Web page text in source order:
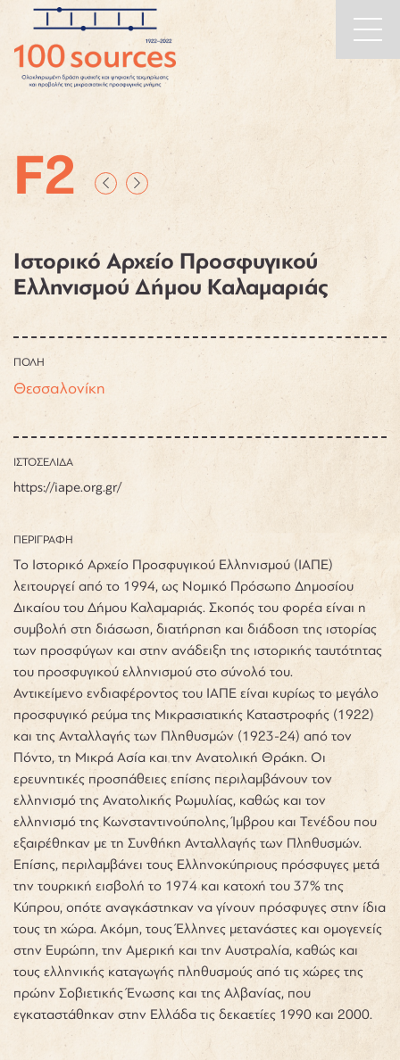
Skip to content
Main
Navigation
F2
Ιστορικό Αρχείο Προσφυγικού
Ελληνισμού Δήμου Καλαμαριάς
ΠΟΛΗ
Θεσσαλονίκη
ΙΣΤΟΣΕΛΙΔΑ
https://iape.org.gr/
ΠΕΡΙΓΡΑΦΗ
Το Ιστορικό Αρχείο Προσφυγικού Ελληνισμού (ΙΑΠΕ)
λειτουργεί από το 1994, ως Νομικό Πρόσωπο Δημοσίου
Δικαίου του Δήμου Καλαμαριάς. Σκοπός του φορέα είναι η
συμβολή στη διάσωση, διατήρηση και διάδοση της ιστορίας
των προσφύγων και στην ανάδειξη της ιστορικής ταυτότητας
του προσφυγικού ελληνισμού στο σύνολό του.
Αντικείμενο ενδιαφέροντος του ΙΑΠΕ είναι κυρίως το μεγάλο
προσφυγικό ρεύμα της Μικρασιατικής Καταστροφής (1922)
και της Ανταλλαγής των Πληθυσμών (1923-24) από τον
Πόντο, τη Μικρά Ασία και την Ανατολική Θράκη. Οι
ερευνητικές προσπάθειες επίσης περιλαμβάνουν τον
ελληνισμό της Ανατολικής Ρωμυλίας, καθώς και τον
ελληνισμό της Κωνσταντινούπολης, Ίμβρου και Τενέδου που
εξαιρέθηκαν με τη Συνθήκη Ανταλλαγής των Πληθυσμών.
Επίσης, περιλαμβάνει τους Ελληνοκύπριους πρόσφυγες μετά
την τουρκική εισβολή το 1974 και κατοχή του 37% της
Κύπρου, οπότε αναγκάστηκαν να γίνουν πρόσφυγες στην ίδια
τους τη χώρα. Ακόμη, τους Έλληνες μετανάστες και ομογενείς
στην Ευρώπη, την Αμερική και την Αυστραλία, καθώς και
τους ελληνικής καταγωγής πληθυσμούς από τις χώρες της
πρώην Σοβιετικής Ένωσης και της Αλβανίας, που
εγκαταστάθηκαν στην Ελλάδα τις δεκαετίες 1990 και 2000.